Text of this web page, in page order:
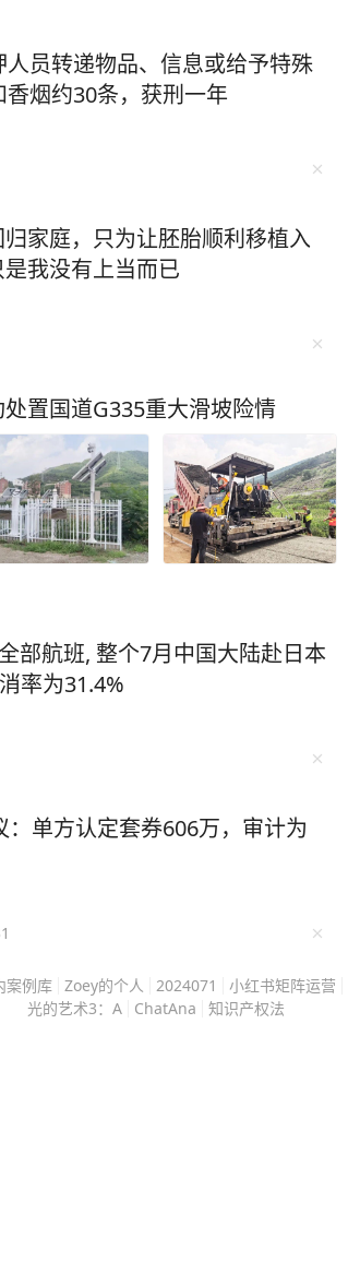
员转递物品、信息或给予特殊
烟约30条，获刑一年
家庭，只为让胚胎顺利移植入
我没有上当而已
置国道G335重大滑坡险情
部航班, 整个7月中国大陆赴日本
率为31.4%
单方认定套券606万，审计为
案例库 Zoey的个人 2024071 小红书矩阵运营
光的艺术3：A
ChatAna 知识产权法